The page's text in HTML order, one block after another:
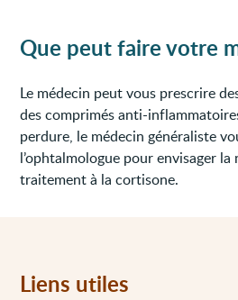
Que peut faire votre
Le médecin peut vous prescrire
des comprimés anti-
perdure, le médecin généraliste
l’ophtalmologue pour envisager la
traitement à la cortisone.
Liens utiles